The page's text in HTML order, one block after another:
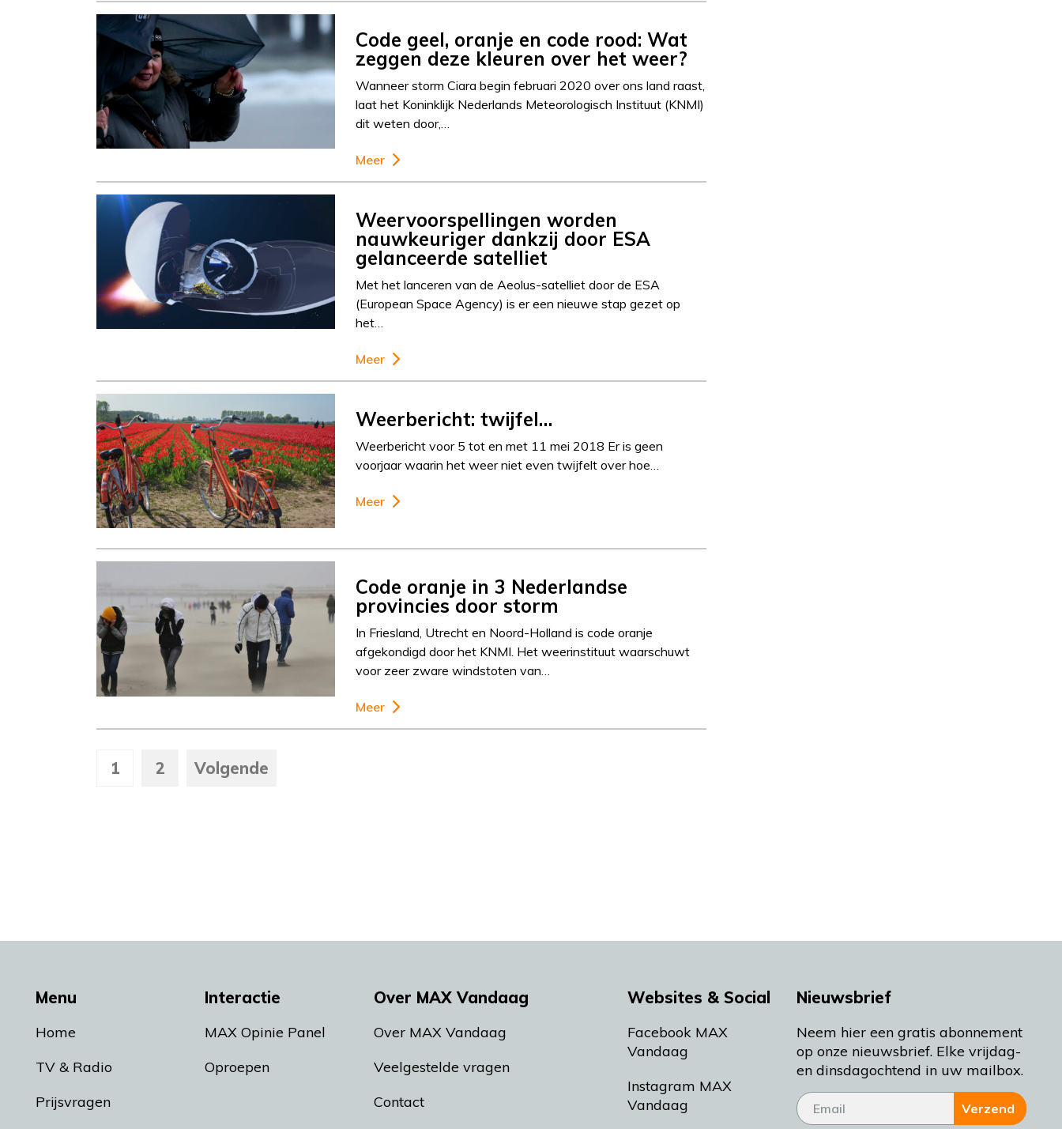
Code geel, oranje en code rood: Wat
zeggen deze kleuren over het weer?
Wanneer storm Ciara begin februari 2020 over ons land raast,
laat het Koninklijk Nederlands Meteorologisch Instituut (KNMI)
dit weten door,…
Meer
Weervoorspellingen worden
nauwkeuriger dankzij door ESA
gelanceerde satelliet
Met het lanceren van de Aeolus-satelliet door de ESA
(European Space Agency) is er een nieuwe stap gezet op
het…
Meer
Weerbericht: twijfel…
Weerbericht voor 5 tot en met 11 mei 2018 Er is geen
voorjaar waarin het weer niet even twijfelt over hoe…
Meer
Code oranje in 3 Nederlandse
provincies door storm
In Friesland, Utrecht en Noord-Holland is code oranje
afgekondigd door het KNMI. Het weerinstituut waarschuwt
voor zeer zware windstoten van…
Meer
1 2 Volgende
Menu
Home
TV & Radio
Prijsvragen
Interactie
MAX Opinie Panel
Oproepen
Over MAX Vandaag
Over MAX Vandaag
Veelgestelde vragen
Contact
Websites & Social
Facebook MAX
Vandaag
Instagram MAX
Vandaag
Nieuwsbrief
Neem hier een gratis abonnement
op onze nieuwsbrief. Elke vrijdag-
en dinsdagochtend in uw mailbox.
Verzend